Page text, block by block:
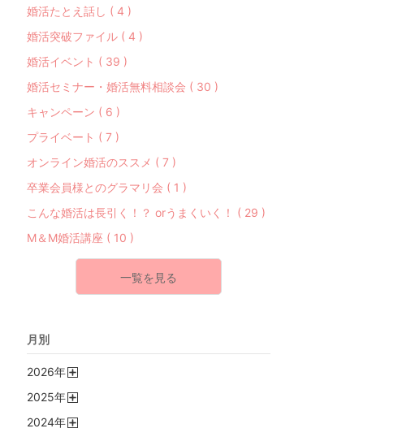
婚活たとえ話し ( 4 )
婚活突破ファイル ( 4 )
婚活イベント ( 39 )
婚活セミナー・婚活無料相談会 ( 30 )
キャンペーン ( 6 )
プライベート ( 7 )
オンライン婚活のススメ ( 7 )
卒業会員様とのグラマリ会 ( 1 )
こんな婚活は長引く！？ orうまくいく！ ( 29 )
M＆M婚活講座 ( 10 )
一覧を見る
月別
2026年
2025年
2024年